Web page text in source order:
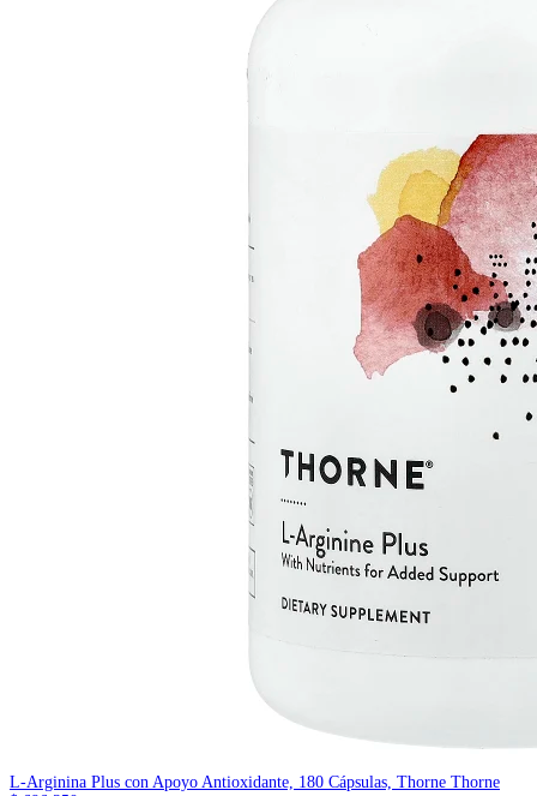
L-Arginina Plus con Apoyo Antioxidante, 180 Cápsulas, Thorne Thorne